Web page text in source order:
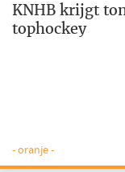
KNHB krijgt
tophockey
- oranje -